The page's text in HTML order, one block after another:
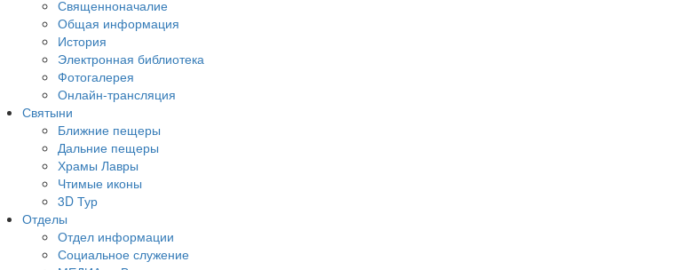
Священноначалие
Общая информация
История
Электронная библиотека
Фотогалерея
Онлайн-трансляция
Святыни
Ближние пещеры
Дальние пещеры
Храмы Лавры
Чтимые иконы
3D Тур
Отделы
Отдел информации
Социальное служение